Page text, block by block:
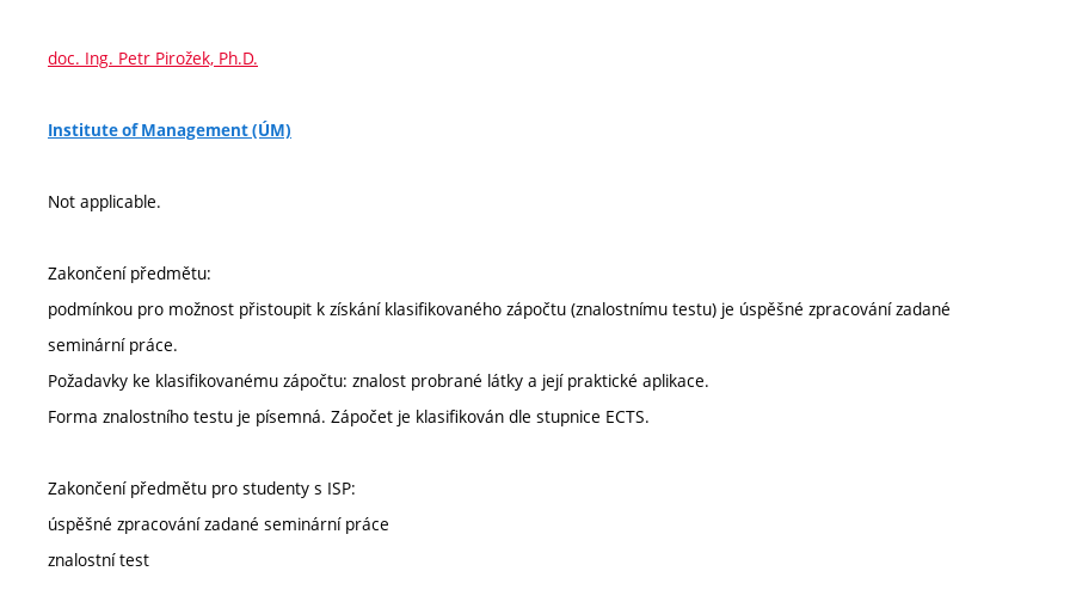
doc. Ing. Petr Pirožek, Ph.D.
Institute of Management (ÚM)
Not applicable.
Zakončení předmětu:
podmínkou pro možnost přistoupit k získání klasifikovaného zápočtu (znalostnímu testu) je úspěšné zpracování zadané
seminární práce.
Požadavky ke klasifikovanému zápočtu: znalost probrané látky a její praktické aplikace.
Forma znalostního testu je písemná. Zápočet je klasifikován dle stupnice ECTS.
Zakončení předmětu pro studenty s ISP:
úspěšné zpracování zadané seminární práce
znalostní test